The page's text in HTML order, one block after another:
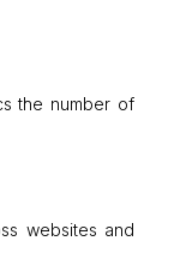
the number of
websites and